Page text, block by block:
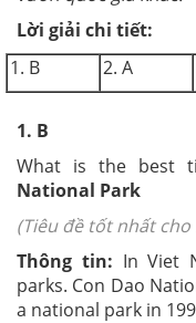
Lời giải chi tiết:
1. B
2. A
1. B
What is the best
National Park
(Tiêu đề tốt nhất
Thông tin: In Viet
parks. Con Dao
a national park in